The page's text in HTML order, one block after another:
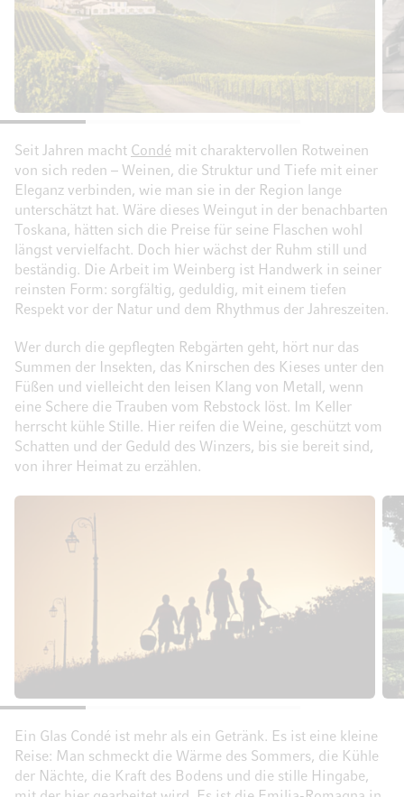
Seit Jahren macht Condé mit charaktervollen Rotweinen
von sich reden – Weinen, die Struktur und Tiefe mit einer
Eleganz verbinden, wie man sie in der Region lange
unterschätzt hat. Wäre dieses Weingut in der benachbarten
Toskana, hätten sich die Preise für seine Flaschen wohl
längst vervielfacht. Doch hier wächst der Ruhm still und
beständig. Die Arbeit im Weinberg ist Handwerk in seiner
reinsten Form: sorgfältig, geduldig, mit einem tiefen
Respekt vor der Natur und dem Rhythmus der Jahreszeiten.
Wer durch die gepflegten Rebgärten geht, hört nur das
Summen der Insekten, das Knirschen des Kieses unter den
Füßen und vielleicht den leisen Klang von Metall, wenn
eine Schere die Trauben vom Rebstock löst. Im Keller
herrscht kühle Stille. Hier reifen die Weine, geschützt vom
Schatten und der Geduld des Winzers, bis sie bereit sind,
von ihrer Heimat zu erzählen.
Ein Glas Condé ist mehr als ein Getränk. Es ist eine kleine
Reise: Man schmeckt die Wärme des Sommers, die Kühle
der Nächte, die Kraft des Bodens und die stille Hingabe,